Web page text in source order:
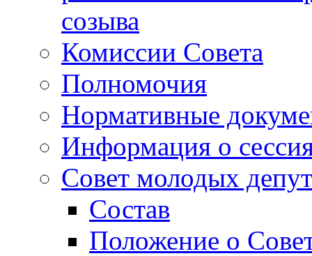
созыва
Комиссии Совета
Полномочия
Нормативные
Информация о
Совет молодых
Состав
Положение о